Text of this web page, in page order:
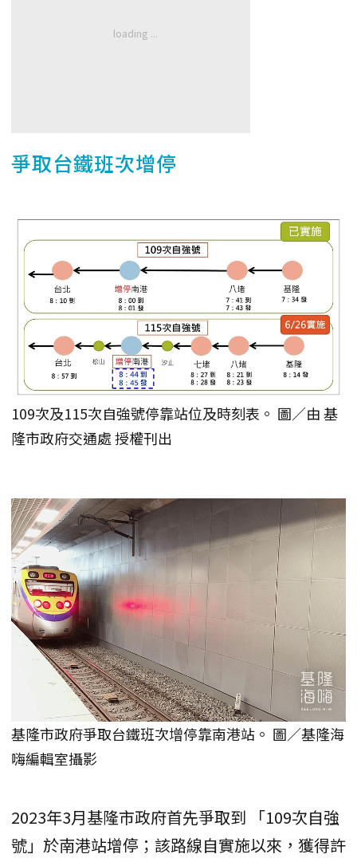
爭取台鐵班次增停
109次及115次自強號停靠站位及時刻表。 圖／由 基
隆市政府交通處 授權刊出
基隆市政府爭取台鐵班次增停靠南港站。 圖／基隆海
嗨編輯室攝影
2023年3月基隆市政府首先爭取到 「109次自強
號」於南港站增停；該路線自實施以來，獲得許